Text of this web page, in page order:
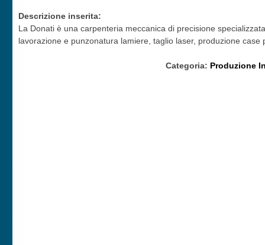
Descrizione inserita:
La Donati è una carpenteria meccanica di precisione
lavorazione e punzonatura lamiere, taglio laser, produzione
Categoria: Produzione